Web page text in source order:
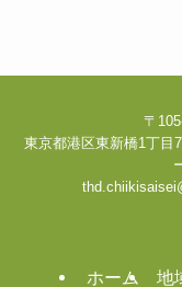
〒
東京都港区東新橋1丁目
ホーム 地